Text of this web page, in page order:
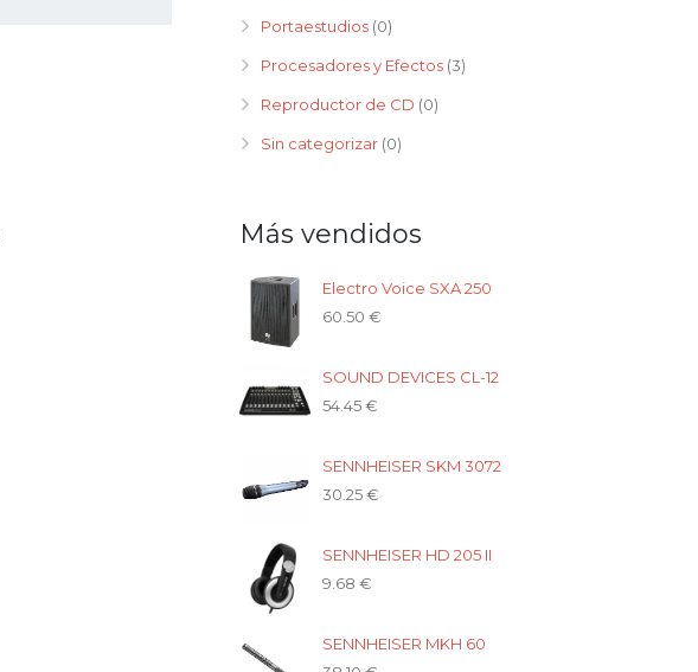
Portaestudios (0)
Procesadores y Efectos (3)
Reproductor de CD (0)
Sin categorizar (0)
Más vendidos
Electro Voice SXA 250
60.50 €
SOUND DEVICES CL-12
54.45€
SENNHEISER SKM 3072
30.25€
SENNHEISER HD 205 II
9.68 €
SENNHEISER MKH 60